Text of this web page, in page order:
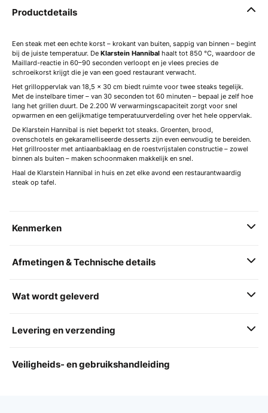
Productdetails
Een steak met een echte korst – krokant van buiten, sappig van binnen – begint
bij de juiste temperatuur. De Klarstein Hannibal haalt tot 850 °C, waardoor de
Maillard-reactie in 60–90 seconden verloopt en je vlees precies de
schroeikorst krijgt die je van een goed restaurant verwacht.
Het grilloppervlak van 18,5 × 30 cm biedt ruimte voor twee steaks tegelijk.
Met de instelbare timer – van 30 seconden tot 60 minuten – bepaal je zelf hoe
lang het grillen duurt. De 2.200 W verwarmingscapaciteit zorgt voor snel
opwarmen en een gelijkmatige temperatuurverdeling over het hele oppervlak.
De Klarstein Hannibal is niet beperkt tot steaks. Groenten, brood,
ovenschotels en gekaramelliseerde desserts zijn even eenvoudig te bereiden.
Het grillrooster met antiaanbaklaag en de roestvrijstalen constructie – zowel
binnen als buiten – maken schoonmaken makkelijk en snel.
Haal de Klarstein Hannibal in huis en zet elke avond een restaurantwaardig
steak op tafel.
Kenmerken
Afmetingen & Technische details
Wat wordt geleverd
Levering en verzending
Veiligheids- en gebruikshandleiding